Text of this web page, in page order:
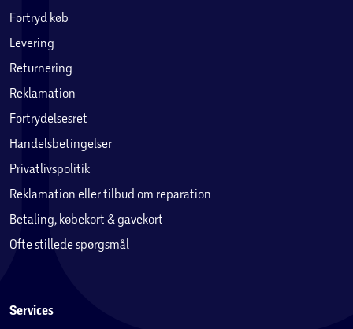
Fortryd køb
Levering
Returnering
Reklamation
Fortrydelsesret
Handelsbetingelser
Privatlivspolitik
Reklamation eller tilbud om reparation
Betaling, købekort & gavekort
Ofte stillede spørgsmål
Services